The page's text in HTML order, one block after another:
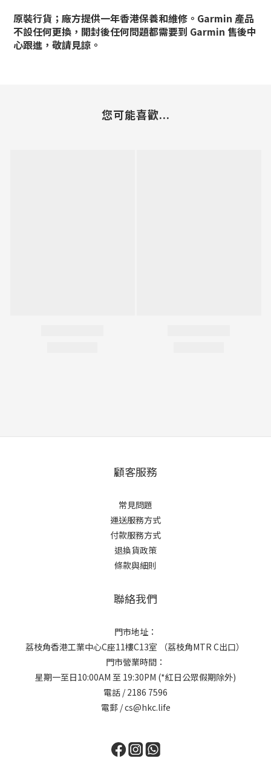
原裝行貨；廠方提供一年香港保養和維修。Garmin 產品
不設任何更換，開封後任何問題都需要到 Garmin 售後中
心跟進，敬請見諒。
您可能喜歡...
顧客服務
常見問題
運送服務方式
付款服務方式
退換貨政策
條款與細則
聯絡我們
門市地址：
荔枝角香港工業中心C座11樓C13室 （荔枝角MTR C出口）
門市營業時間：
星期一至日10:00AM 至 19:30PM (*紅日公眾假期除外)
電話 / 2186 7596
電郵 / cs@hkc.life